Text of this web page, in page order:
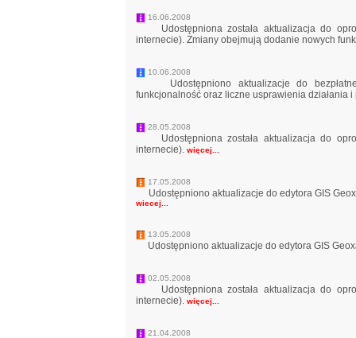
16.06.2008
Udostępniona została aktualizacja do
internecie). Zmiany obejmują dodanie nowych
10.06.2008
Udostępniono aktualizacje do bezpłatnej
funkcjonalność oraz liczne usprawienia działania
28.05.2008
Udostępniona została aktualizacja do
internecie). więcej...
17.05.2008
Udostępniono aktualizacje do edytora GIS
wiecej...
13.05.2008
Udostępniono aktualizacje do edytora GIS
02.05.2008
Udostępniona została aktualizacja do
internecie). więcej...
21.04.2008